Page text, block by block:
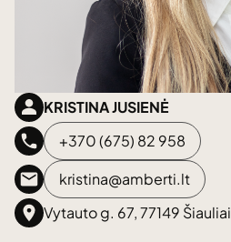
KRISTINA JUSIENĖ
+370 (675) 82 958
kristina@amberti.lt
Vytauto g. 67, 77149 Šiauliai